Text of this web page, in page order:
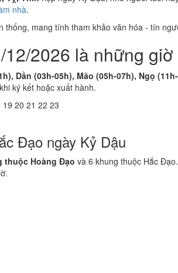
nhà.
mang tính tham khảo văn hóa - tín
2026 là những giờ
Dần (03h-05h), Mão (05h-07h), Ngọ
ký kết hoặc xuất hành.
19 20 21 22 23
Đạo ngày Kỷ Dậu
thuộc Hoàng Đạo và 6 khung thuộc Hắc